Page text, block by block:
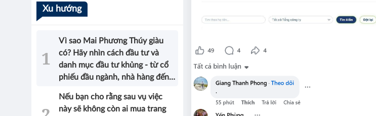
Xu hướng
Vì sao Mai Phương Thúy giàu
có? Hãy nhìn cách đầu tư và
danh mục đầu tư khủng - từ cổ
phiếu đầu ngành, nhà hàng đến
được câu trả lời!
Nếu bạn cho rằng sau vụ việc
này sẽ không còn ai mua trang